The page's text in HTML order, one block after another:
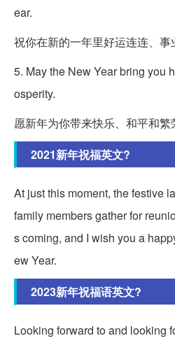
ear.
祝你在新的一年里好运连连、事
5. May the New Year bring you
osperity.
愿新年为你带来快乐、和平和繁
2021新年祝福英文?
At just this moment, the festive
family members gather for
s coming, and I wish you a
ew Year.
2023新年祝福语英文?
Looking forward to and looking